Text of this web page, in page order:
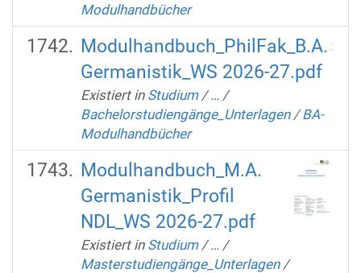
Modulhandbücher
Modulhandbuch_PhilFak_B.A.
Germanistik_WS 2026-27.pdf
Existiert in Studium /… /
Bachelorstudiengänge_Unterlagen /BA-
Modulhandbücher
Modulhandbuch_M.A.
Germanistik_Profil
NDL_WS 2026-27.pdf
Existiert in Studium /… /
Masterstudiengänge_Unterlagen /